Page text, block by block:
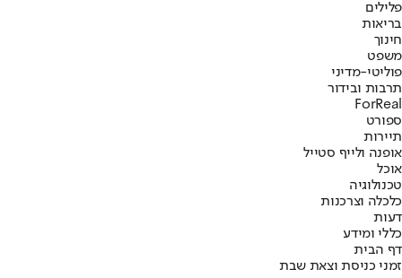
פלילים
בריאות
חינוך
משפט
פוליטי-מדיני
תרבות ובידור
ForReal
ספורט
תיירות
אופנה ולייף סטייל
אוכל
טכנולוגיה
כלכלה וצרכנות
דעות
כללי ומידע
דף הבית
זמני כניסת וצאת שבת